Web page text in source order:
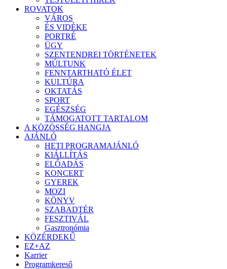
ROVATOK
VÁROS
ÉS VIDÉKE
PORTRÉ
ÜGY
SZENTENDREI TÖRTÉNETEK
MÚLTUNK
FENNTARTHATÓ ÉLET
KULTÚRA
OKTATÁS
SPORT
EGÉSZSÉG
TÁMOGATOTT TARTALOM
A KÖZÖSSÉG HANGJA
AJÁNLÓ
HETI PROGRAMAJÁNLÓ
KIÁLLÍTÁS
ELŐADÁS
KONCERT
GYEREK
MOZI
KÖNYV
SZABADTÉR
FESZTIVÁL
Gasztronómia
KÖZÉRDEKŰ
EZ+AZ
Karrier
Programkereső